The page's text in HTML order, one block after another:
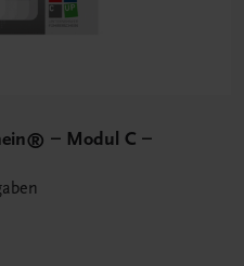
– Modul C –